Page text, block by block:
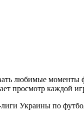
любимые
просмотр каждой
Украины по